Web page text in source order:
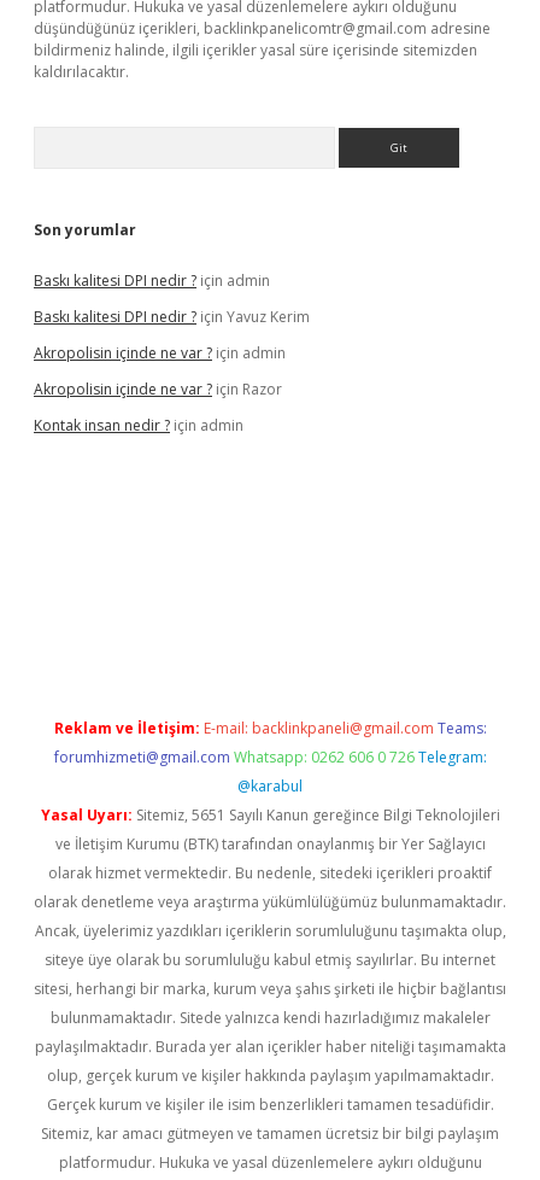
platformudur. Hukuka ve yasal düzenlemelere aykırı olduğunu
düşündüğünüz içerikleri, backlinkpanelicomtr@gmail.com adresine
bildirmeniz halinde, ilgili içerikler yasal süre içerisinde sitemizden
kaldırılacaktır.
Son yorumlar
Baskı kalitesi DPI nedir ? için admin
Baskı kalitesi DPI nedir ? için Yavuz Kerim
Akropolisin içinde ne var ? için admin
Akropolisin içinde ne var ? için Razor
Kontak insan nedir ? için admin
Reklam ve İletişim: E-mail: backlinkpaneli@gmail.com Teams:
forumhizmeti@gmail.com Whatsapp: 0262 606 0 726 Telegram:
@karabul
Yasal Uyarı: Sitemiz, 5651 Sayılı Kanun gereğince Bilgi Teknolojileri
ve İletişim Kurumu (BTK) tarafından onaylanmış bir Yer Sağlayıcı
olarak hizmet vermektedir. Bu nedenle, sitedeki içerikleri proaktif
olarak denetleme veya araştırma yükümlülüğümüz bulunmamaktadır.
Ancak, üyelerimiz yazdıkları içeriklerin sorumluluğunu taşımakta olup,
siteye üye olarak bu sorumluluğu kabul etmiş sayılırlar. Bu internet
sitesi, herhangi bir marka, kurum veya şahıs şirketi ile hiçbir bağlantısı
bulunmamaktadır. Sitede yalnızca kendi hazırladığımız makaleler
paylaşılmaktadır. Burada yer alan içerikler haber niteliği taşımamakta
olup, gerçek kurum ve kişiler hakkında paylaşım yapılmamaktadır.
Gerçek kurum ve kişiler ile isim benzerlikleri tamamen tesadüfidir.
Sitemiz, kar amacı gütmeyen ve tamamen ücretsiz bir bilgi paylaşım
platformudur. Hukuka ve yasal düzenlemelere aykırı olduğunu